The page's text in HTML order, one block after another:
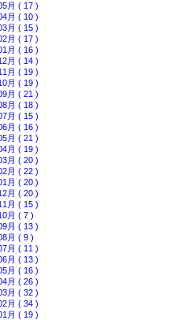
月 ( 17 )
月 ( 10 )
月 ( 15 )
月 ( 17 )
月 ( 16 )
月 ( 14 )
月 ( 19 )
月 ( 19 )
月 ( 21 )
月 ( 18 )
月 ( 15 )
月 ( 16 )
月 ( 21 )
月 ( 19 )
月 ( 20 )
月 ( 22 )
月 ( 20 )
月 ( 20 )
月 ( 15 )
月 ( 7 )
月 ( 13 )
月 ( 9 )
月 ( 11 )
月 ( 13 )
月 ( 16 )
月 ( 26 )
月 ( 32 )
月 ( 34 )
月 ( 19 )